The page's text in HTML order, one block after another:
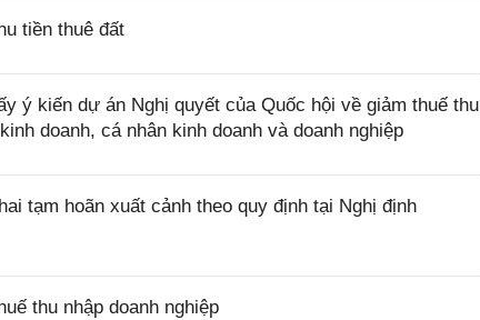
tiền thuê đất
ý kiến dự án Nghị quyết của Quốc hội về giảm thuế thu
doanh, cá nhân kinh doanh và doanh nghiệp
tạm hoãn xuất cảnh theo quy định tại Nghị định
thu nhập doanh nghiệp